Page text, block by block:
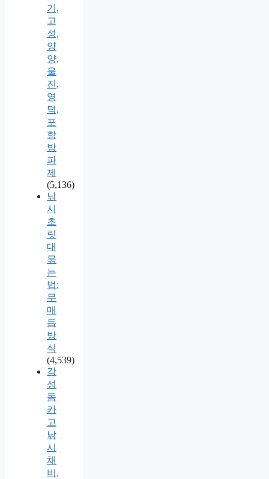
기,
고
성,
양
양,
울
진,
영
덕,
포
항
방
파
제
(5,136)
낚
시
초
릿
대
묶
는
법:
무
매
듭
방
식
(4,539)
감
성
돔
카
고
낚
시
채
비,